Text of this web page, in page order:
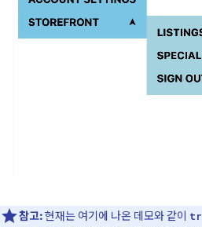
참고:현재는 여기에 나온 데모와 같이